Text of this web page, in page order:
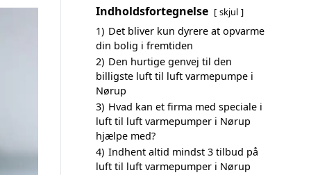
Indholdsfortegnelse skjul
1) Det bliver kun dyrere at opvarme
din bolig i fremtiden
2) Den hurtige genvej til den
billigste luft til luft varmepumpe i
Nørup
3) Hvad kan et firma med speciale i
luft til luft varmepumper i Nørup
hjælpe med?
4) Indhent altid mindst 3 tilbud på
luft til luft varmepumper i Nørup